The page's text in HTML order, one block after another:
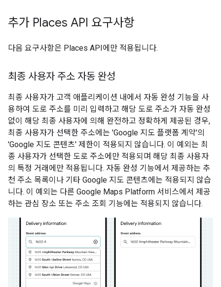
추가 Places API 요구사항
다음 요구사항은 Places API에만 적용됩니다.
최종 사용자 주소 자동 완성
최종 사용자가 고객 애플리케이션 내에서 자동 완성 기능을 사
용하여 도로 주소를 미리 입력하고 해당 도로 주소가 자동 완성
없이 해당 최종 사용자에 의해 완전하고 정확하게 제공된 경우,
최종 사용자가 선택한 주소에는 'Google 지도 플랫폼 계약'의
'Google 지도 콘텐츠' 제한이 적용되지 않습니다. 이 예외는 최
종 사용자가 선택한 도로 주소에만 적용되며 해당 최종 사용자
의 특정 거래에만 적용됩니다. 자동 완성 기능에서 제공하는 추
천 주소 목록이나 기타 Google 지도 콘텐츠에는 적용되지 않습
니다. 이 예외는 다른 Google Maps Platform 서비스에서 제공
하는 관심 장소 또는 주소 조회 기능에는 적용되지 않습니다.